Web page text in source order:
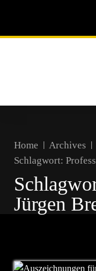
Home
Archives
Schlagwort:
Jürgen